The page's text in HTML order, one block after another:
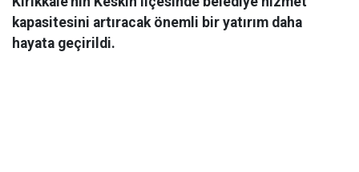
kapasitesini artıracak önemli bir yatırım daha
hayata geçirildi.